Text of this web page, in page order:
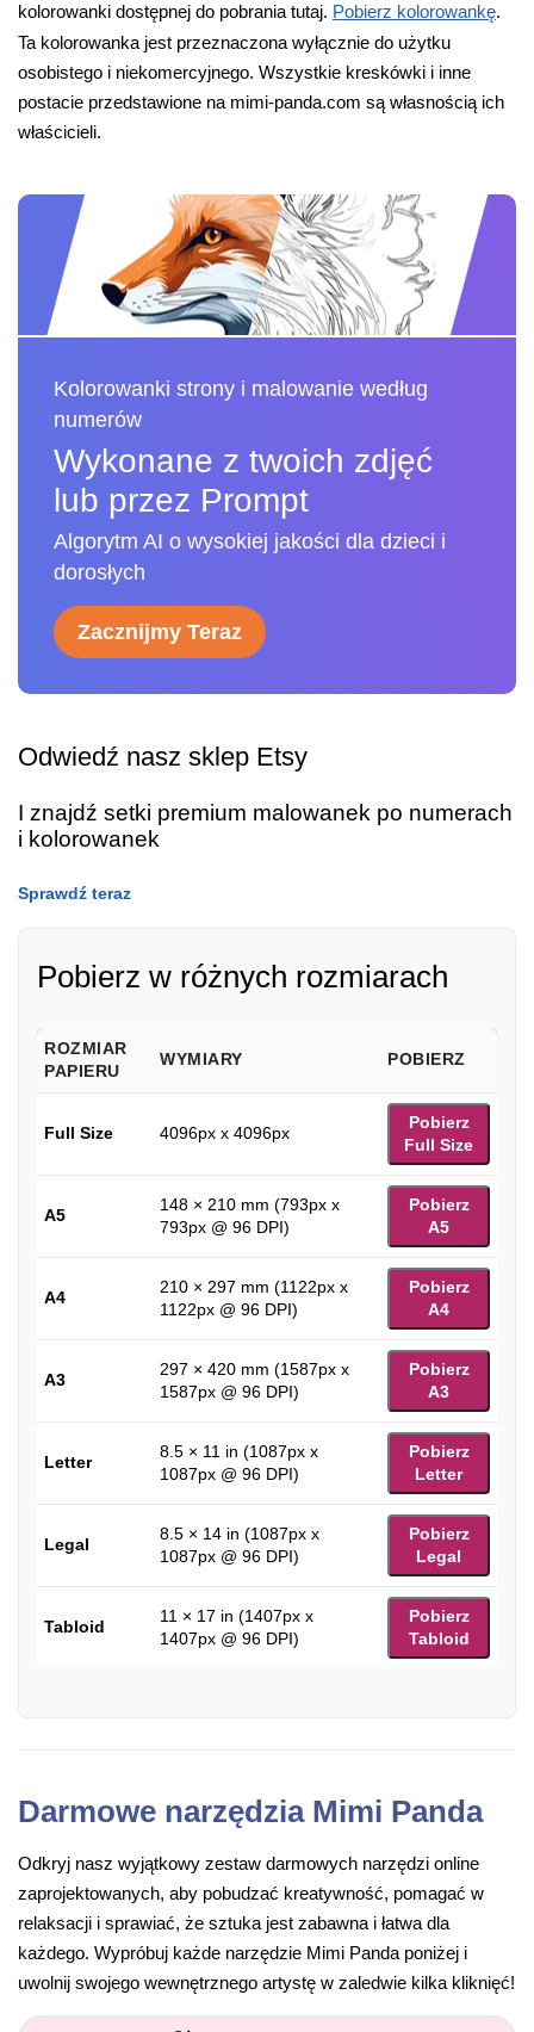
kolorowanki dostępnej do pobrania tutaj. Pobierz kolorowankę.
Ta kolorowanka jest przeznaczona wyłącznie do użytku
osobistego i niekomercyjnego. Wszystkie kreskówki i inne
postacie przedstawione na mimi-panda.com są własnością ich
właścicieli.
Kolorowanki strony i malowanie według
numerów
Wykonane z twoich zdjęć
lub przez Prompt
Algorytm AI o wysokiej jakości dla dzieci i
dorosłych
Zacznijmy Teraz
Odwiedź nasz sklep Etsy
I znajdź setki premium malowanek po numerach
i kolorowanek
Sprawdź teraz
Pobierz w różnych rozmiarach
ROZMIAR
PAPIERU
WYMIARY POBIERZ
Full Size 4096px x 4096px
Pobierz
Full Size
A5
148 × 210 mm (793px x
793px @ 96 DPI)
Pobierz
A5
A4
210 × 297 mm (1122px x
1122px @ 96 DPI)
Pobierz
A4
A3
297 × 420 mm (1587px x
1587px @ 96 DPI)
Pobierz
A3
Letter
8.5 × 11 in (1087px x
1087px @ 96 DPI)
Pobierz
Letter
Legal
8.5 × 14 in (1087px x
1087px @ 96 DPI)
Pobierz
Legal
Tabloid
11 × 17 in (1407px x
1407px @ 96 DPI)
Pobierz
Tabloid
Darmowe narzędzia Mimi Panda
Odkryj nasz wyjątkowy zestaw darmowych narzędzi online
zaprojektowanych, aby pobudzać kreatywność, pomagać w
relaksacji i sprawiać, że sztuka jest zabawna i łatwa dla
każdego. Wypróbuj każde narzędzie Mimi Panda poniżej i
uwolnij swojego wewnętrznego artystę w zaledwie kilka kliknięć!